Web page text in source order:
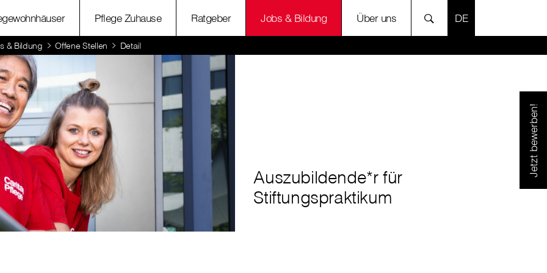
Pflege Zuhause Ratgeber Jobs & Bildung Über uns SPRACHE
& Bildung Offene Stellen Detail
Jetzt bewerben!
Auszubildende*r für
Stiftungspraktikum